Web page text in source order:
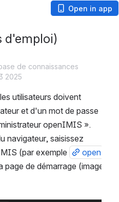
Open in app
d'emploi)
de connaissances
2025
utilisateurs doivent
et d'un mot de passe
openIMIS ».
navigateur, saisissez
(par exemple
open
page de démarrage (image